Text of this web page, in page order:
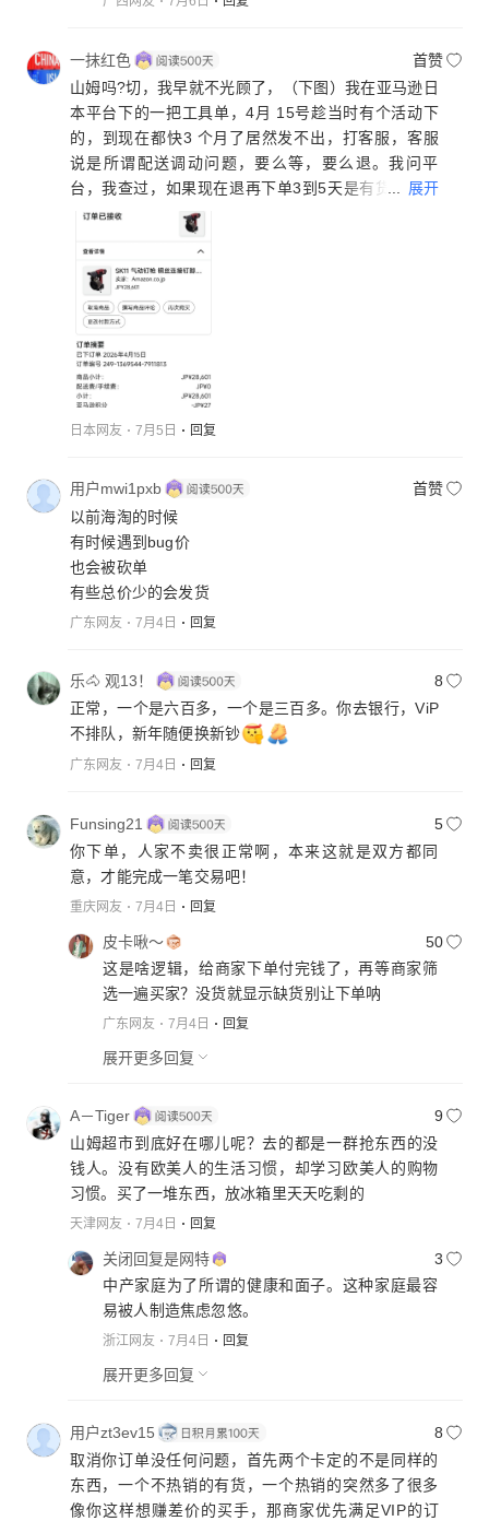
一抹红色
首赞
山姆吗?切，我早就不光顾了，（下图）我在亚马逊日
本平台下的一把工具单，4月 15号趁当时有个活动下
的，到现在都快3 个月了居然发不出，打客服，客服
说是所谓配送调动问题，要么等，要么退。我问平
台，我查过，如果现在退再下单3到5天是有货并且可
以送到，为什么?她依旧回答是调配问题请等待，摇
头……，问题是，我现在退了再下单价格可就不是之
等下也像我曾经也遇到过的一次，最后直接来个短信
说对不起，订单无法完成了事……?说实话，要不是国
内平台（比如拼多多）这类工具是无法走集运仓配送
的话，才不会考虑用什么亚马逊。退换麻烦不说，选
择余地也小，品类也比不上国内平台丰富，更关键的
太一般，这也就是为什么日本人网购并不是主流的原
怎么圆
。摇头……比起国内电商差多了，也难怪进
入中国没几年就被消费者踢出去退出，（最后，要说
的是亚马逊上也有假货伪劣的存在
展开
日本网友 7月5日 回复
用户mwi1pxb
首赞
以前海淘的时候
有时候遇到bug价
也会被砍单
有些总价少的会发货
广东网友 7月4日 回复
乐🐴 观13！
8
正常，一个是六百多，一个是三百多。你去银行，ViP
不排队，新年随便换新钞
广东网友 7月4日 回复
Funsing21
5
你下单，人家不卖很正常啊，本来这就是双方都同
意，才能完成一笔交易吧！
重庆网友 7月4日 回复
皮卡啾～
50
这是啥逻辑，给商家下单付完钱了，再等商家筛
选一遍买家？没货就显示缺货别让下单呐
广东网友 7月4日 回复
展开更多回复
A－Tiger
9
山姆超市到底好在哪儿呢？去的都是一群抢东西的没
钱人。没有欧美人的生活习惯，却学习欧美人的购物
习惯。买了一堆东西，放冰箱里天天吃剩的
天津网友 7月4日 回复
关闭回复是网特
3
中产家庭为了所谓的健康和面子。这种家庭最容
易被人制造焦虑忽悠。
浙江网友 7月4日 回复
展开更多回复
用户zt3ev15
8
取消你订单没任何问题，首先两个卡定的不是同样的
东西，一个不热销的有货，一个热销的突然多了很多
像你这样想赚差价的买手，那商家优先满足VIP的订